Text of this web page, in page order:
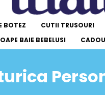
BOTEZ CUTII TRUSOURI
BAIE BEBELUSI